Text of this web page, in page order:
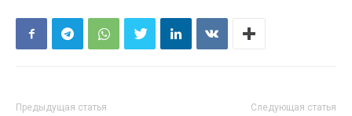
Предыдущая статья Следующая статья